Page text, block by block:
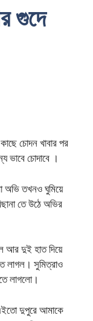
গুদে
চোদন খাবার পর
ভাবে চোদাবে ।
অভি তখনও ঘুমিয়ে
তে উঠে অভির
আর দুই হাত দিয়ে
লাগল। সুমিত্রাও
লাগলো।
দুপুরে আমাকে